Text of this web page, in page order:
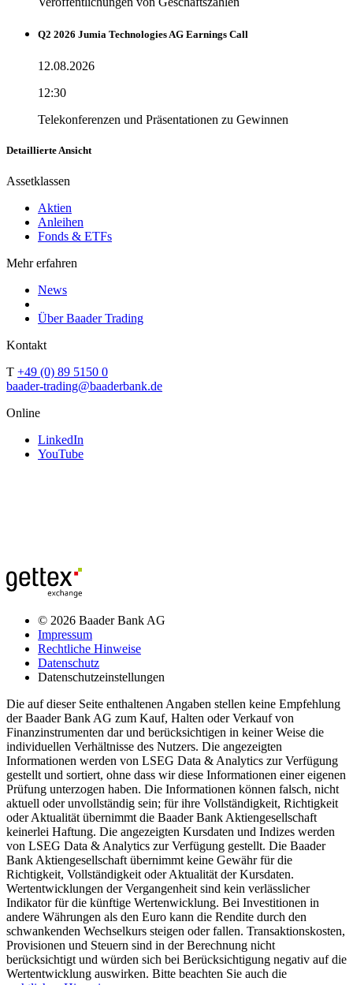
Q2 2026 Jumia Technologies AG Earnings Call
12.08.2026
12:30
Telekonferenzen und Präsentationen zu Gewinnen
Detaillierte Ansicht
Assetklassen
Aktien
Anleihen
Fonds & ETFs
Mehr erfahren
News
Über Baader Trading
Kontakt
T +49 (0) 89 5150 0
baader-trading@baaderbank.de
Online
LinkedIn
YouTube
© 2026 Baader Bank AG
Impressum
Rechtliche Hinweise
Datenschutz
Datenschutzeinstellungen
Die auf dieser Seite enthaltenen Angaben stellen keine Empfehlung
der Baader Bank AG zum Kauf, Halten oder Verkauf von
Finanzinstrumenten dar und berücksichtigen in keiner Weise die
individuellen Verhältnisse des Nutzers. Die angezeigten
Informationen werden von LSEG Data & Analytics zur Verfügung
gestellt und sortiert, ohne dass wir diese Informationen einer eigenen
Prüfung unterzogen haben. Die Informationen können falsch, nicht
aktuell oder unvollständig sein; für ihre Vollständigkeit, Richtigkeit
oder Aktualität übernimmt die Baader Bank Aktiengesellschaft
keinerlei Haftung. Die angezeigten Kursdaten und Indizes werden
von LSEG Data & Analytics zur Verfügung gestellt. Die Baader
Bank Aktiengesellschaft übernimmt keine Gewähr für die
Richtigkeit, Vollständigkeit oder Aktualität der Kursdaten.
Wertentwicklungen der Vergangenheit sind kein verlässlicher
Indikator für die künftige Wertenwicklung. Bei Investitionen in
andere Währungen als den Euro kann die Rendite durch den
schwankenden Wechselkurs steigen oder fallen. Transaktionskosten,
Provisionen und Steuern sind in der Berechnung nicht
berücksichtigt und würden sich bei Berücksichtigung negativ auf die
Wertentwicklung auswirken. Bitte beachten Sie auch die